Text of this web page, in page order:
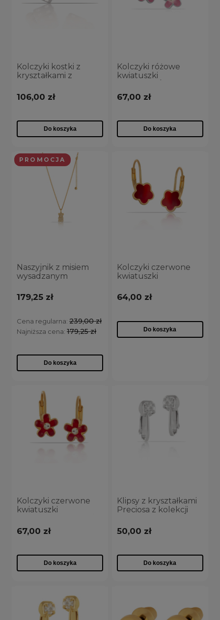
Kolczyki kostki z
kryształkami z
(P4414AG)
106,00 zł
Do koszyka
Kolczyki różowe
kwiatuszki
67,00 zł
Do koszyka
Naszyjnik z misiem
wysadzanym
(C23/ZIM/120AU)
179,25 zł
Cena regularna:239,00 zł
Najniższa cena:179,25 zł
Do koszyka
PROMOCJA
Kolczyki czerwone
kwiatuszki
64,00 zł
Do koszyka
Kolczyki czerwone
kwiatuszki
67,00 zł
Do koszyka
Klipsy z kryształkami
Preciosa z kolekcji
50,00 zł
Do koszyka